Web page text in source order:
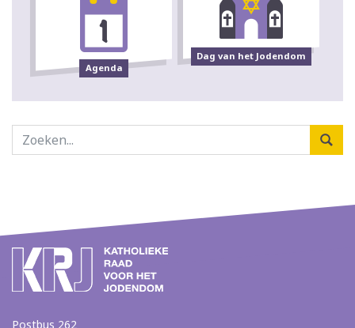
Agenda
Dag van het Jodendom
Postbus 262